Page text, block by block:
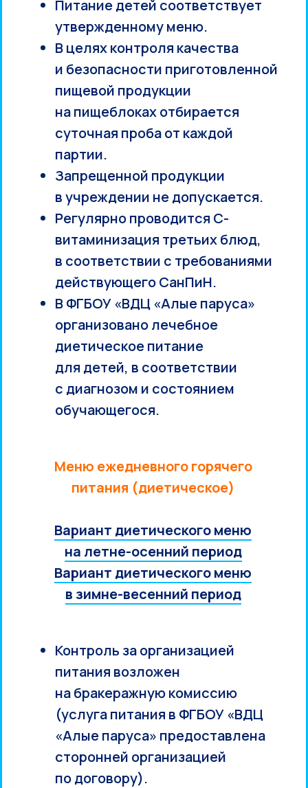
Питание детей соответствует
утвержденному меню.
В целях контроля качества
и безопасности приготовленной
пищевой продукции
на пищеблоках отбирается
суточная проба от каждой
партии.
Запрещенной продукции
в учреждении не допускается.
Регулярно проводится С-
витаминизация третьих блюд,
в соответствии с требованиями
действующего СанПиН.
В ФГБОУ «ВДЦ «Алые паруса»
организовано лечебное
диетическое питание
для детей, в соответствии
с диагнозом и состоянием
обучающегося.
Меню ежедневного горячего
питания (диетическое)
Вариант диетического меню
на летне-осенний период
Вариант диетического меню
в зимне-весенний период
Контроль за организацией
питания возложен
на бракеражную комиссию
(услуга питания в ФГБОУ «ВДЦ
«Алые паруса» предоставлена
сторонней организацией
по договору).